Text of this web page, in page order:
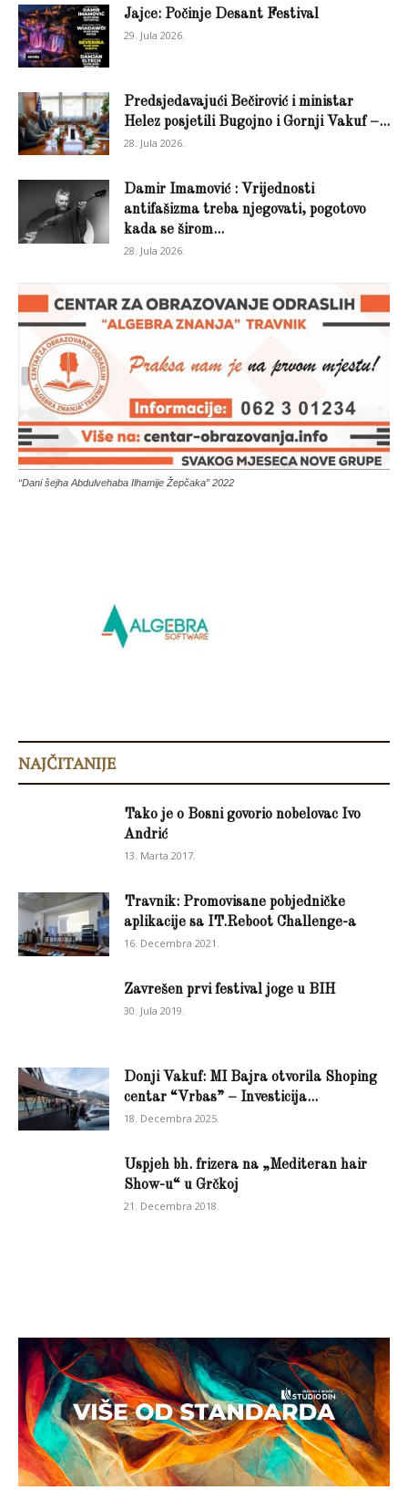
Jajce: Počinje Desant Festival
29. Jula 2026.
Predsjedavajući Bečirović i ministar
Helez posjetili Bugojno i Gornji Vakuf –...
28. Jula 2026.
Damir Imamović : Vrijednosti
antifašizma treba njegovati, pogotovo
kada se širom...
28. Jula 2026.
“Dani šejha Abdulvehaba Ilhamije Žepčaka” 2022
NAJČITANIJE
Tako je o Bosni govorio nobelovac Ivo
Andrić
13. Marta 2017.
Travnik: Promovisane pobjedničke
aplikacije sa IT.Reboot Challenge-a
16. Decembra 2021.
Zavrešen prvi festival joge u BIH
30. Jula 2019.
Donji Vakuf: MI Bajra otvorila Shoping
centar “Vrbas” – Investicija...
18. Decembra 2025.
Uspjeh bh. frizera na „Mediteran hair
Show-u“ u Grčkoj
21. Decembra 2018.